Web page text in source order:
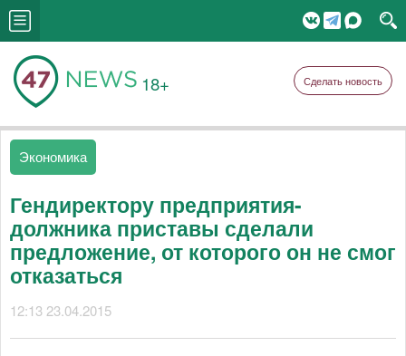
18+ Сделать новость
Экономика
Гендиректору предприятия-
должника приставы сделали
предложение, от которого он не смог
отказаться
12:13 23.04.2015